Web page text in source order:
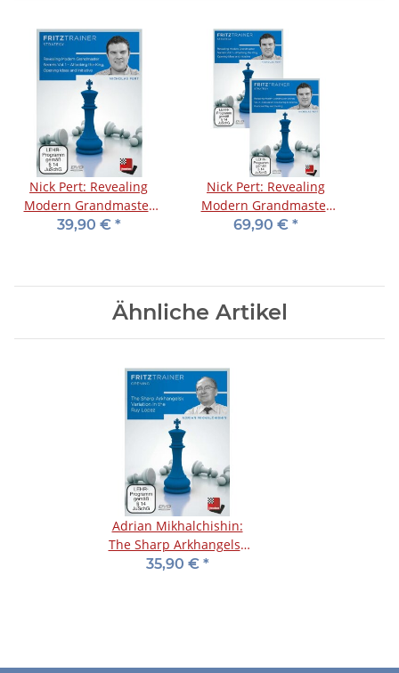
Nick Pert: Revealing
Modern Grandmaster
Secrets 1
39,90 € *
Nick Pert: Revealing
Modern Grandmaster
Secrets 1 + 2
69,90 € *
Ähnliche Artikel
Adrian Mikhalchishin:
The Sharp Arkhangelsk
Variation in the Ruy
35,90 € *